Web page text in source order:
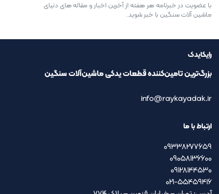
با عضویت در خبرنامه هر هفته از آخرین اخبار و مقاله های دنیای
ماشین آلات سنگین با خبر شوید.
رایکایدک
بزرگ‌ترین تامین‌کننده قطعات یدکی ماشین‌آلات سنگین
info@raykayadak.ir
ارتباط با ما
09338277659
09058136600
09128144530
021-55459416